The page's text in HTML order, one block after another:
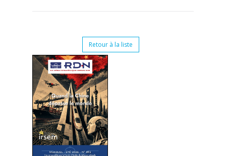
Retour à la liste